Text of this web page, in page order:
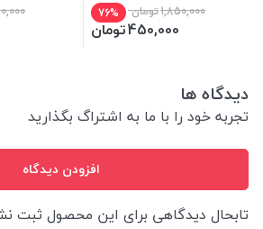
1,850,000تومان 76%
450,000تومان
دیدگاه ها
تجربه خود را با ما به اشتراگ بگذارید
افزودن دیدگاه
تابحال دیدگاهی برای این محصول ثبت